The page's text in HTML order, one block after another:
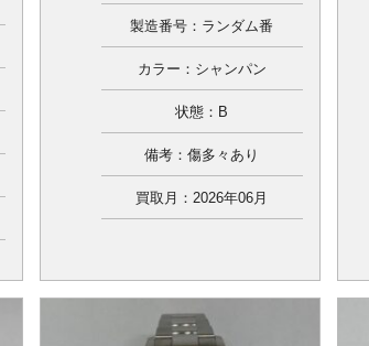
製造番号：ランダム番
カラー：シャンパン
状態：B
備考：傷多々あり
買取月：2026年06月